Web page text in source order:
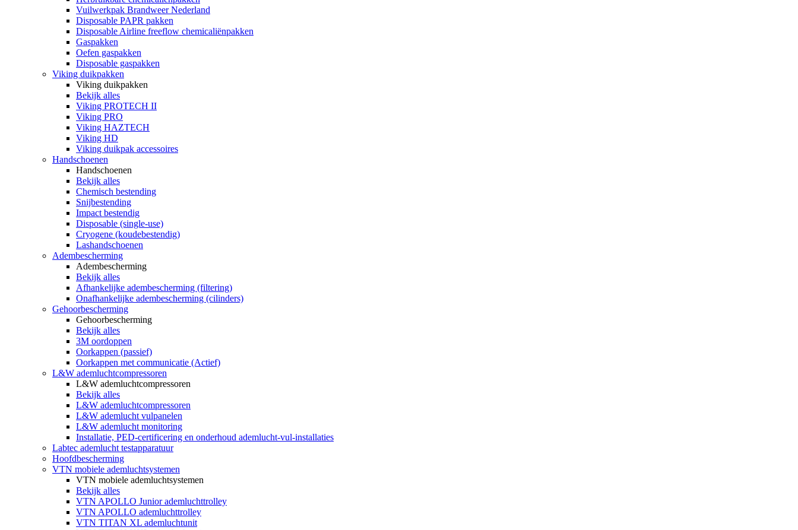
Vuilwerkpak Brandweer Nederland
Disposable PAPR pakken
Disposable Airline freeflow chemicaliënpakken
Gaspakken
Oefen gaspakken
Disposable gaspakken
Viking duikpakken
Viking duikpakken
Bekijk alles
Viking PROTECH II
Viking PRO
Viking HAZTECH
Viking HD
Viking duikpak accessoires
Handschoenen
Handschoenen
Bekijk alles
Chemisch bestending
Snijbestending
Impact bestendig
Disposable (single-use)
Cryogene (koudebestendig)
Lashandschoenen
Adembescherming
Adembescherming
Bekijk alles
Afhankelijke adembescherming (filtering)
Onafhankelijke adembescherming (cilinders)
Gehoorbescherming
Gehoorbescherming
Bekijk alles
3M oordoppen
Oorkappen (passief)
Oorkappen met communicatie (Actief)
L&W ademluchtcompressoren
L&W ademluchtcompressoren
Bekijk alles
L&W ademluchtcompressoren
L&W ademlucht vulpanelen
L&W ademlucht monitoring
Installatie, PED-certificering en onderhoud ademlucht-vul-installaties
Labtec ademlucht testapparatuur
Hoofdbescherming
VTN mobiele ademluchtsystemen
VTN mobiele ademluchtsystemen
Bekijk alles
VTN APOLLO Junior ademluchttrolley
VTN APOLLO ademluchttrolley
VTN TITAN XL ademluchtunit